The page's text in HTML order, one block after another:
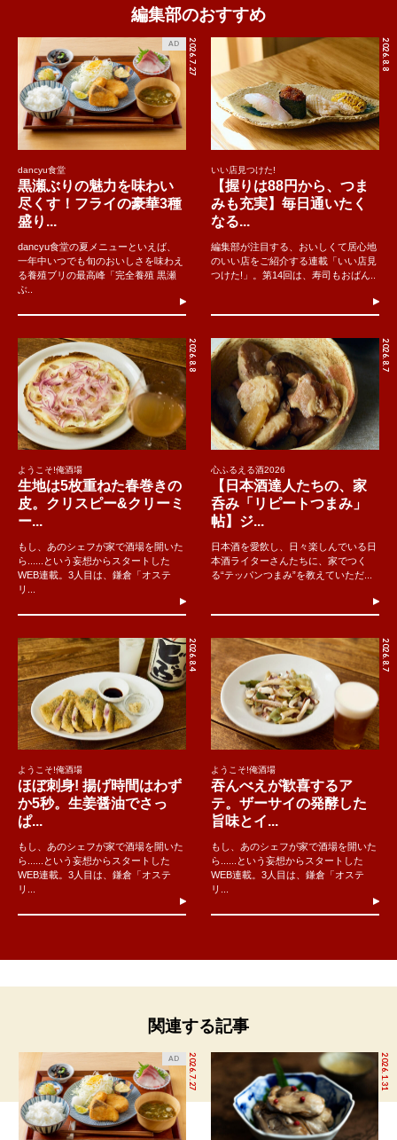
編集部のおすすめ
2026.7.27
AD
dancyu食堂
黒瀬ぶりの魅力を味わい
尽くす！フライの豪華3種
盛り...
dancyu食堂の夏メニューといえば、
一年中いつでも旬のおいしさを味わえ
る養殖ブリの最高峰「完全養殖 黒瀬
ぶ..
2026.8.8
いい店見つけた!
【握りは88円から、つま
みも充実】毎日通いたく
なる...
編集部が注目する、おいしくて居心地
のいい店をご紹介する連載「いい店見
つけた!」。第14回は、寿司もおばん..
2026.8.8
ようこそ!俺酒場
生地は5枚重ねた春巻きの
皮。クリスピー&クリーミ
ー...
もし、あのシェフが家で酒場を開いた
ら......という妄想からスタートした
WEB連載。3人目は、鎌倉「オステ
リ...
2026.8.7
心ふるえる酒2026
【日本酒達人たちの、家
呑み「リピートつまみ」
帖】ジ...
日本酒を愛飲し、日々楽しんでいる日
本酒ライターさんたちに、家でつく
る“テッパンつまみ”を教えていただ...
2026.8.4
ようこそ!俺酒場
ほぼ刺身! 揚げ時間はわず
か5秒。生姜醤油でさっ
ぱ...
もし、あのシェフが家で酒場を開いた
ら......という妄想からスタートした
WEB連載。3人目は、鎌倉「オステ
リ...
2026.8.7
ようこそ!俺酒場
吞んべえが歓喜するア
テ。ザーサイの発酵した
旨味とイ...
もし、あのシェフが家で酒場を開いた
ら......という妄想からスタートした
WEB連載。3人目は、鎌倉「オステ
リ...
関連する記事
2026.7.27
AD 2026.1.31